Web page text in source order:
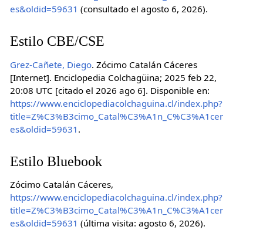
es&oldid=59631 (consultado el agosto 6, 2026).
Estilo CBE/CSE
Grez-Cañete, Diego. Zócimo Catalán Cáceres
[Internet]. Enciclopedia Colchagüina; 2025 feb 22,
20:08 UTC [citado el 2026 ago 6]. Disponible en:
https://www.enciclopediacolchaguina.cl/index.php?
title=Z%C3%B3cimo_Catal%C3%A1n_C%C3%A1cer
es&oldid=59631 .
Estilo Bluebook
Zócimo Catalán Cáceres,
https://www.enciclopediacolchaguina.cl/index.php?
title=Z%C3%B3cimo_Catal%C3%A1n_C%C3%A1cer
es&oldid=59631 (última visita: agosto 6, 2026).